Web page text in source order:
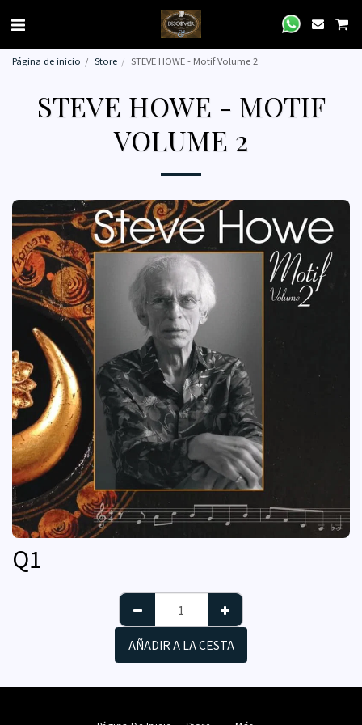
Página de inicio Store STEVE HOWE - Motif Volume 2
STEVE HOWE - MOTIF
VOLUME 2
Q1
AÑADIR A LA CESTA